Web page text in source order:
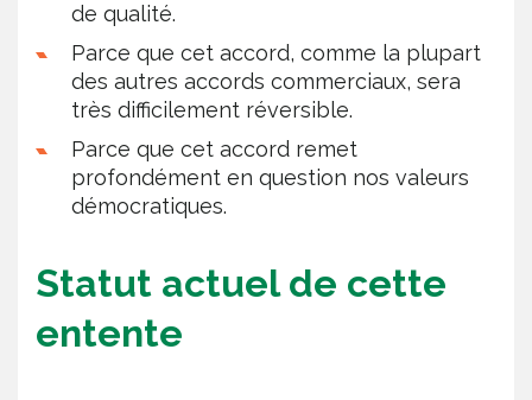
de qualité.
Parce que cet accord, comme la plupart
des autres accords commerciaux, sera
très difficilement réversible.
Parce que cet accord remet
profondément en question nos valeurs
démocratiques.
Statut actuel de cette
entente